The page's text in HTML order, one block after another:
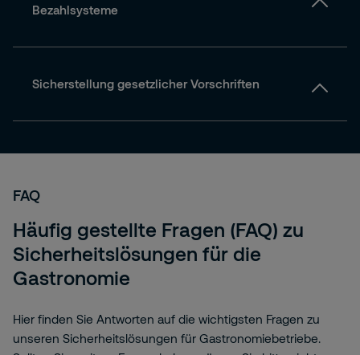
Bezahlsysteme
Sicherstellung gesetzlicher Vorschriften
FAQ
Häufig gestellte Fragen (FAQ) zu
Sicherheitslösungen für die
Gastronomie
Hier finden Sie Antworten auf die wichtigsten Fragen zu
unseren Sicherheitslösungen für Gastronomiebetriebe.